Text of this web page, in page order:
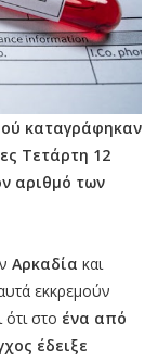
καταγράφηκαν
Τετάρτη 12
αριθμό των
Αρκαδία και
εκκρεμούν
στο ένα από
έδειξε